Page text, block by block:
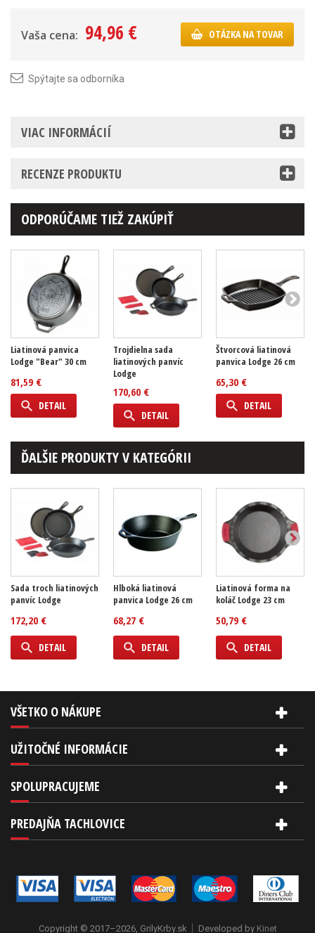
Vaša cena: 94,96 € OTÁZKA NA TOVAR
Spýtajte sa odborníka
VIAC INFORMÁCIÍ
RECENZE PRODUKTU
ODPORÚČAME TIEŽ ZAKÚPIŤ
Liatinová panvica
Lodge "Bear" 30 cm
81,59 €
DETAIL
Trojdielna sada
liatinových panvíc
Lodge
170,60 €
DETAIL
Štvorcová liatinová
panvica Lodge 26 cm
65,30 €
DETAIL
ĎALŠIE PRODUKTY V KATEGÓRII
Sada troch liatinových
panvíc Lodge
172,20 €
DETAIL
Hlboká liatinová
panvica Lodge 26 cm
68,27 €
DETAIL
Liatinová forma na
koláč Lodge 23 cm
50,79 €
DETAIL
VŠETKO O NÁKUPE
UŽITOČNÉ INFORMÁCIE
SPOLUPRACUJEME
PREDAJŇA TACHLOVICE
Copyright © 2017–2026, GrilyKrby.sk Developed by Kinet